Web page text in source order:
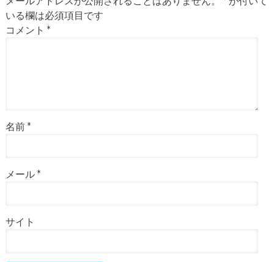
いる欄は必須項目です
コメント *
名前 *
メール *
サイト